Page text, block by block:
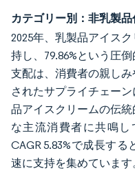
カテゴリー別：非乳製
2025年、乳製品アイス
持し、79.86%という圧
支配は、消費者の親し
されたサプライチェー
品アイスクリームの伝
な主流消費者に共鳴し
CAGR 5.83%で成長す
速に支持を集めていま